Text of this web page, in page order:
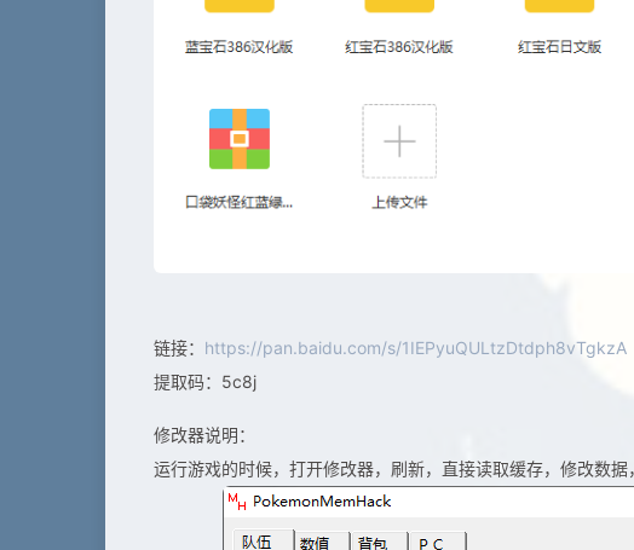
链接： https://pan.baidu.com/s/1IEPyuQULtzDtdph8vTgkzA
提取码：5c8j
修改器说明：
运行游戏的时候，打开修改器，刷新，直接读取缓存，修改数据